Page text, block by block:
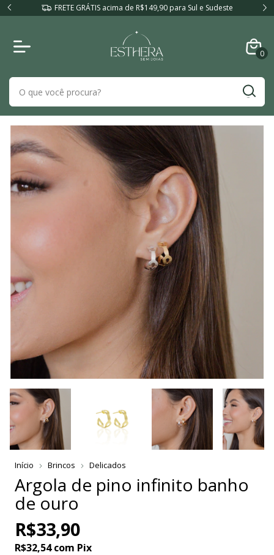
FRETE GRÁTIS acima de R$149,90 para Sul e Sudeste
0
Início Brincos Delicados
Argola de pino infinito banho
de ouro
R$33,90
R$32,54com Pix